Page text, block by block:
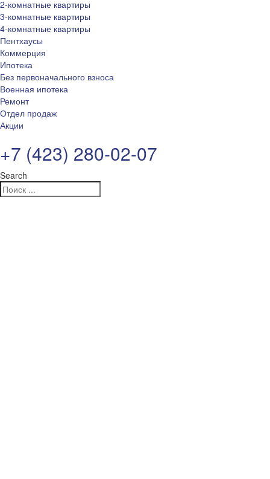
2-комнатные квартиры
3-комнатные квартиры
4-комнатные квартиры
Пентхаусы
Коммерция
Ипотека
Без первоначального взноса
Военная ипотека
Ремонт
Отдел продаж
Акции
+7 (423) 280-02-07
Search